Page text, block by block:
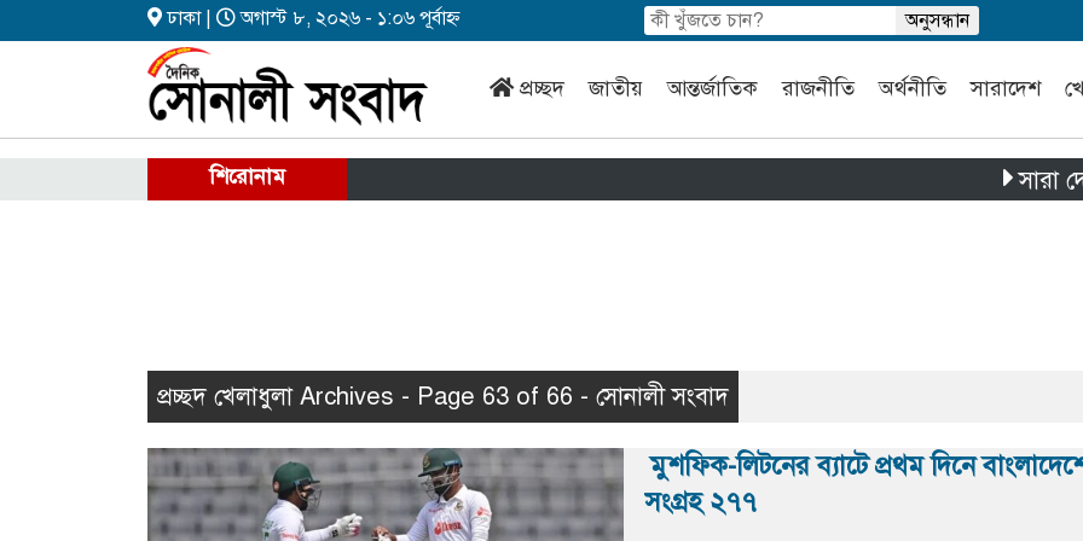
ঢাকা | অগাস্ট ৮, ২০২৬ - ১:০৬ পূর্বাহ্ন
প্রচ্ছদ জাতীয় আন্তর্জাতিক রাজনীতি অর্থনীতি সারাদেশ
শিরোনাম সারা দেশে
প্রচ্ছদ খেলাধুলা Archives - Page 63 of 66 - সোনালী সংবাদ
মুশফিক-লিটনের ব্যাটে প্রথম দিনে
সংগ্রহ ২৭৭